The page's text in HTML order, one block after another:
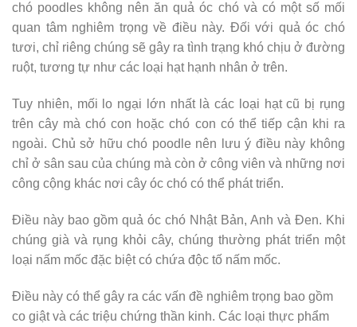
chó poodles không nên ăn quả óc chó và có một số mối
quan tâm nghiêm trọng về điều này. Đối với quả óc chó
tươi, chỉ riêng chúng sẽ gây ra tình trạng khó chịu ở đường
ruột, tương tự như các loại hạt hạnh nhân ở trên.
Tuy nhiên, mối lo ngại lớn nhất là các loại hạt cũ bị rụng
trên cây mà chó con hoặc chó con có thể tiếp cận khi ra
ngoài. Chủ sở hữu chó poodle nên lưu ý điều này không
chỉ ở sân sau của chúng mà còn ở công viên và những nơi
công cộng khác nơi cây óc chó có thể phát triển.
Điều này bao gồm quả óc chó Nhật Bản, Anh và Đen. Khi
chúng già và rụng khỏi cây, chúng thường phát triển một
loại nấm mốc đặc biệt có chứa độc tố nấm mốc.
Điều này có thể gây ra các vấn đề nghiêm trọng bao gồm
co giật và các triệu chứng thần kinh. Các loại thực phẩm